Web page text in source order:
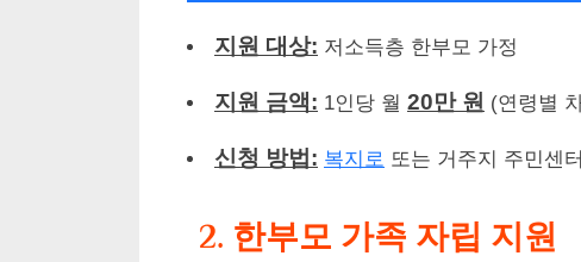
지원 대상: 저소득층 한부모 가정
지원 금액: 1인당 월 20만 원 (연령별
신청 방법: 복지로 또는 거주지 주민센
2. 한부모 가족 자립 지원